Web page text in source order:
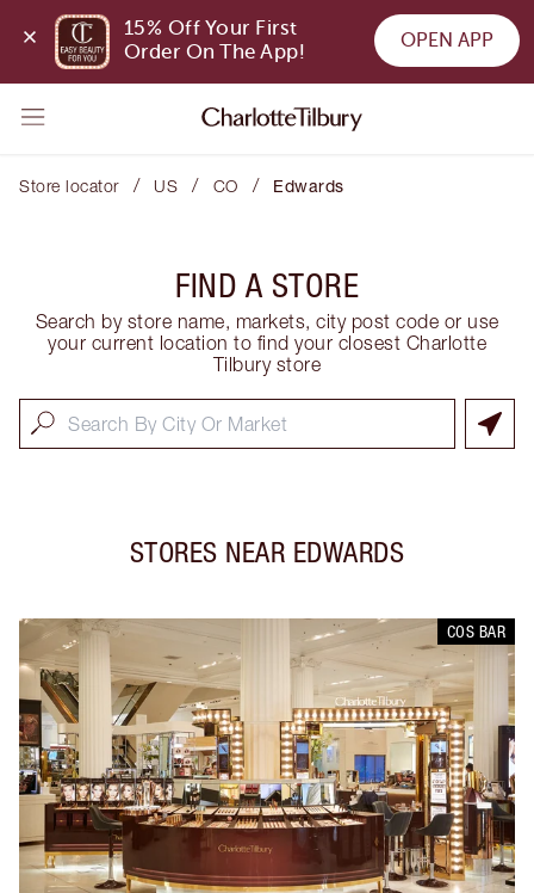
15% Off Your First
Order On The App!
OPEN APP
Store locator / US / CO / Edwards
FIND A STORE
Search by store name, markets, city post code or use
your current location to find your closest Charlotte
Tilbury store
STORES NEAR EDWARDS
COS BAR